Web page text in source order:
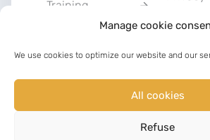
Manage cookie
We use cookies to optimize our website and our
All cookies
Refuse
Training
Communication
Charter